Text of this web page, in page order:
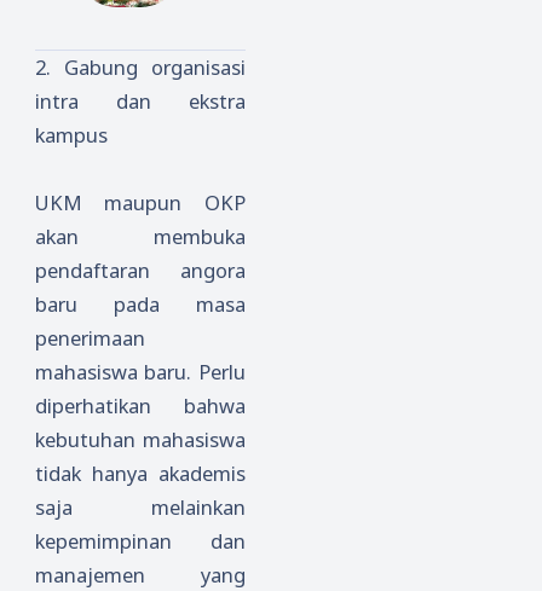
2020
AHUAN
(bagian
Sungai
Rengas
Gelar
2. Gabung organisasi
intra dan ekstra
kampus
UKM maupun OKP
akan membuka
pendaftaran angora
baru pada masa
penerimaan
mahasiswa baru. Perlu
diperhatikan bahwa
kebutuhan mahasiswa
tidak hanya akademis
saja melainkan
kepemimpinan dan
manajemen yang